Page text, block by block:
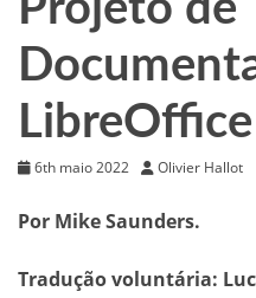
6th maio 2022 Olivier Hallot
Por Mike Saunders.
Tradução voluntária: